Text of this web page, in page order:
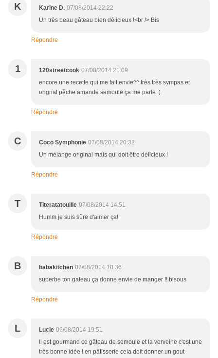
K Karine D. 07/08/2014 22:22
Un très beau gâteau bien délicieux !<br /> Bis
Répondre
1 120streetcook 07/08/2014 21:09
encore une recette qui me fait envie^^ très très sympas et
orignal pêche amande semoule ça me parle :)
Répondre
C Coco Symphonie 07/08/2014 20:32
Un mélange original mais qui doit être délicieux !
Répondre
T Titeratatouille 07/08/2014 14:51
Humm je suis sûre d'aimer ça!
Répondre
B babakitchen 07/08/2014 10:36
superbe ton gateau ça donne envie de manger !! bisous
Répondre
L Lucie 06/08/2014 19:51
Il est gourmand ce gâteau de semoule et la verveine c'est une
très bonne idée ! en pâtisserie cela doit donner un gout